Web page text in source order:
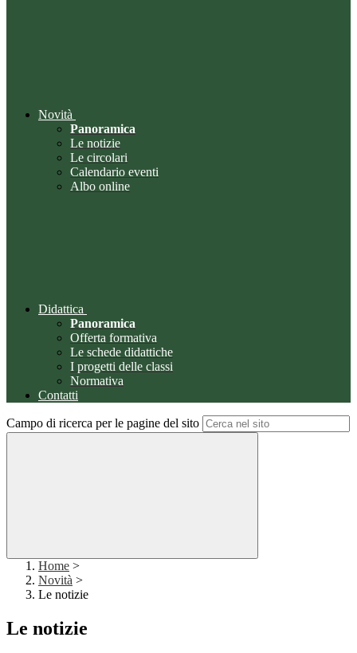
Novità
Panoramica
Le notizie
Le circolari
Calendario eventi
Albo online
Didattica
Panoramica
Offerta formativa
Le schede didattiche
I progetti delle classi
Normativa
Contatti
Campo di ricerca per le pagine del sito
Home >
Novità >
Le notizie
Le notizie